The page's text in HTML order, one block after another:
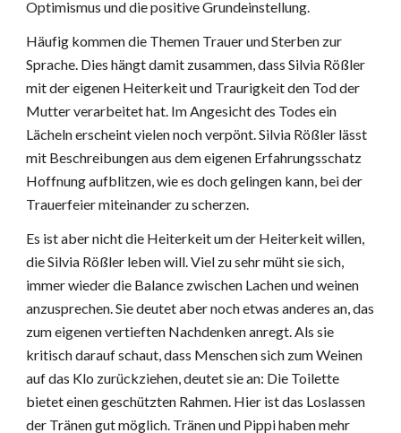
Optimismus und die positive Grundeinstellung.
Häufig kommen die Themen Trauer und Sterben zur
Sprache. Dies hängt damit zusammen, dass Silvia Rößler
mit der eigenen Heiterkeit und Traurigkeit den Tod der
Mutter verarbeitet hat. Im Angesicht des Todes ein
Lächeln erscheint vielen noch verpönt. Silvia Rößler lässt
mit Beschreibungen aus dem eigenen Erfahrungsschatz
Hoffnung aufblitzen, wie es doch gelingen kann, bei der
Trauerfeier miteinander zu scherzen.
Es ist aber nicht die Heiterkeit um der Heiterkeit willen,
die Silvia Rößler leben will. Viel zu sehr müht sie sich,
immer wieder die Balance zwischen Lachen und weinen
anzusprechen. Sie deutet aber noch etwas anderes an, das
zum eigenen vertieften Nachdenken anregt. Als sie
kritisch darauf schaut, dass Menschen sich zum Weinen
auf das Klo zurückziehen, deutet sie an: Die Toilette
bietet einen geschützten Rahmen. Hier ist das Loslassen
der Tränen gut möglich. Tränen und Pippi haben mehr